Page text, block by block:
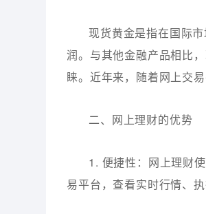
现货黄金是指在国际
润。与其他金融产品相比
睐。近年来，随着网上交
二、网上理财的优势
1. 便捷性：网上理财
易平台，查看实时行情、执